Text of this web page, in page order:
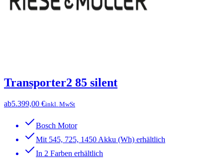
Transporter2 85 silent
ab5.399,00 €inkl. MwSt
Bosch Motor
Mit 545, 725, 1450 Akku (Wh) erhältlich
In 2 Farben erhältlich